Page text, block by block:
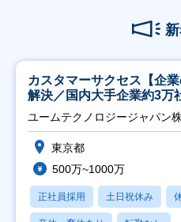
カスタマーサクセス【企
解決／国内大手企業約3万
ユームテクノロジージャパン
東京都
500万~1000万
正社員採用 土日祝休み